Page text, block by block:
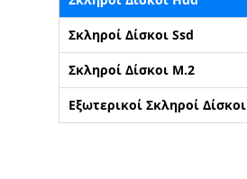
Σκληροί Δίσκοι Ssd
Σκληροί Δίσκοι M.2
Εξωτερικοί Σκληροί Δίσκοι